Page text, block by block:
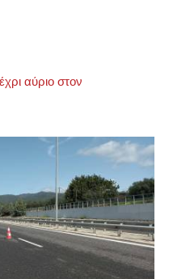
αύριο στον